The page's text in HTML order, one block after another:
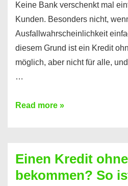
Keine Bank verschenkt mal
Kunden. Besonders nicht,
Ausfallwahrscheinlichkeit
diesem Grund ist ein Kredit
möglich, aber nicht für alle,
…
Ist
Festvertrag
für
Read more »
Einen Kredit
bekommen? So